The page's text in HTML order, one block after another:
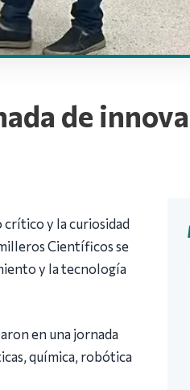
de
crítico y la curiosidad
Científicos se
y la tecnología
en una jornada
química, robótica